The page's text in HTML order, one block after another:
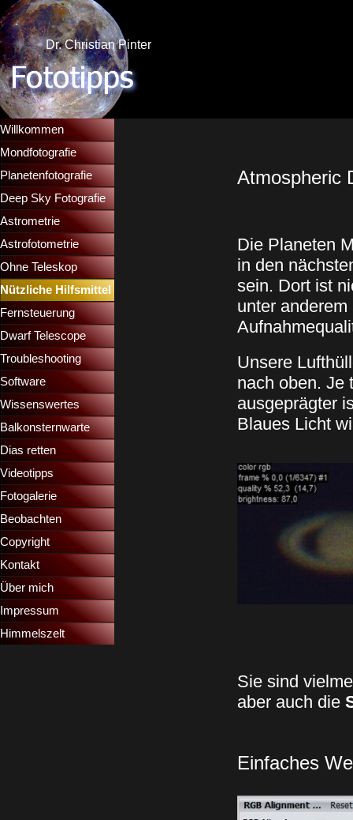
Direkt zum Seiteninhalt
Dr. Christian Pinter
Menü überspringen
Willkommen
Mondfotografie
Planetenfotografie
Deep Sky Fotografie
Astrometrie
Astrofotometrie
Ohne Teleskop
Nützliche Hilfsmittel
Fernsteuerung
Dwarf Telescope
Troubleshooting
Software
Wissenswertes
Balkonsternwarte
Dias retten
Videotipps
Fotogalerie
Beobachten
Copyright
Kontakt
Über mich
Impressum
Himmelszelt
Atmospheric
Die Planeten
in den
sein. Dort ist
unter
Unsere
nach oben. Je
ausgeprägter
Blaues Licht
Sie sind
aber auch die
Einfaches